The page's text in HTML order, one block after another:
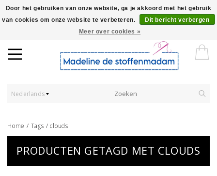
Worldwide Shipping - Onze stoffen worden verkocht per 10 cm.
Nederlands
Home / Tags /clouds
PRODUCTEN GETAGD MET CLOUDS
Door het gebruiken van onze website, ga je akkoord met het gebruik
van cookies om onze website te verbeteren.
Dit bericht verbergen
Meer over cookies »